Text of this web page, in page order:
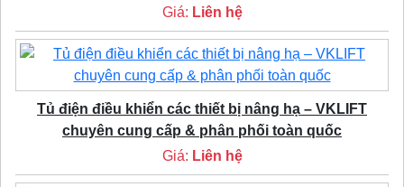
Giá: Liên hệ
Tủ điện điều khiển các thiết bị nâng hạ – VKLIFT
chuyên cung cấp & phân phối toàn quốc
Giá: Liên hệ